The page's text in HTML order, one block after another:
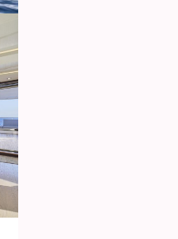
recopilar información con la
supone la aceptación
la posibilidad de configurar su
instaladas en su disco duro,
ocasionar dificultades de